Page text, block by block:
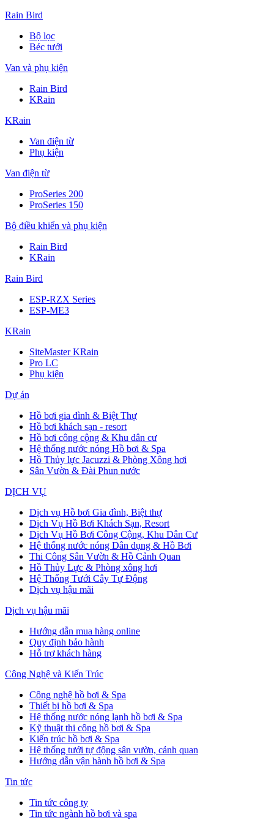
Rain Bird
Bộ lọc
Béc tưới
Van và phụ kiện
Rain Bird
KRain
KRain
Van điện từ
Phụ kiện
Van điện từ
ProSeries 200
ProSeries 150
Bộ điều khiển và phụ kiện
Rain Bird
KRain
Rain Bird
ESP-RZX Series
ESP-ME3
KRain
SiteMaster KRain
Pro LC
Phụ kiện
Dự án
Hồ bơi gia đình & Biệt Thự
Hồ bơi khách sạn - resort
Hồ bơi công cộng & Khu dân cư
Hệ thống nước nóng Hồ bơi & Spa
Hồ Thủy lực Jacuzzi & Phòng Xông hơi
Sân Vườn & Đài Phun nước
DỊCH VỤ
Dịch vụ Hồ bơi Gia đình, Biệt thự
Dịch Vụ Hồ Bơi Khách Sạn, Resort
Dịch Vụ Hồ Bơi Công Cộng, Khu Dân Cư
Hệ thống nước nóng Dân dụng & Hồ Bơi
Thi Công Sân Vườn & Hồ Cảnh Quan
Hồ Thủy Lực & Phòng xông hơi
Hệ Thống Tưới Cây Tự Động
Dịch vụ hậu mãi
Dịch vụ hậu mãi
Hướng dẫn mua hàng online
Quy định bảo hành
Hỗ trợ khách hàng
Công Nghệ và Kiến Trúc
Công nghệ hồ bơi & Spa
Thiết bị hồ bơi & Spa
Hệ thống nước nóng lạnh hồ bơi & Spa
Kỹ thuật thi công hồ bơi & Spa
Kiến trúc hồ bơi & Spa
Hệ thống tưới tự động sân vườn, cảnh quan
Hướng dẫn vận hành hồ bơi & Spa
Tin tức
Tin tức công ty
Tin tức ngành hồ bơi và spa